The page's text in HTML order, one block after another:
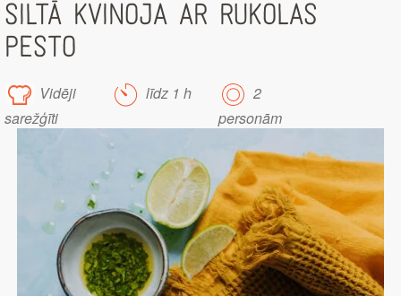
SILTĀ KVINOJA AR RUKOLAS
PESTO
Vidēji
sarežģīti
līdz 1 h
2
personām